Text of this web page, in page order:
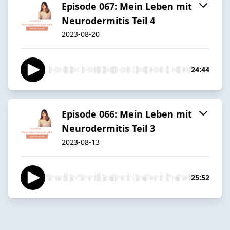
Episode 067: Mein Leben mit
Neurodermitis Teil 4
2023-08-20
24:44
Episode 066: Mein Leben mit
Neurodermitis Teil 3
2023-08-13
25:52